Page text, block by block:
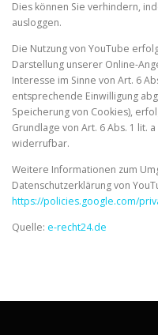
Dies können Sie verhindern,
ausloggen.
Die Nutzung von YouTube
Darstellung unserer Online-
Interesse im Sinne von Art. 6
entsprechende Einwilligung
Speicherung von Cookies),
Grundlage von Art. 6 Abs. 1 lit.
widerrufbar.
Weitere Informationen zum
Datenschutzerklärung von
https://policies.google.com/
Quelle: e-recht24.de